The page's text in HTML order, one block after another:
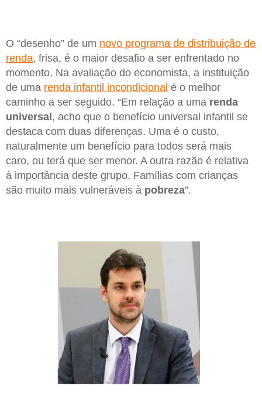
O “desenho” de um novo programa de distribuição de
renda, frisa, é o maior desafio a ser enfrentado no
momento. Na avaliação do economista, a instituição
de uma renda infantil incondicional é o melhor
caminho a ser seguido. “Em relação a uma renda
universal , acho que o benefício universal infantil se
destaca com duas diferenças. Uma é o custo,
naturalmente um benefício para todos será mais
caro, ou terá que ser menor. A outra razão é relativa
à importância deste grupo. Famílias com crianças
são muito mais vulneráveis à pobreza”.